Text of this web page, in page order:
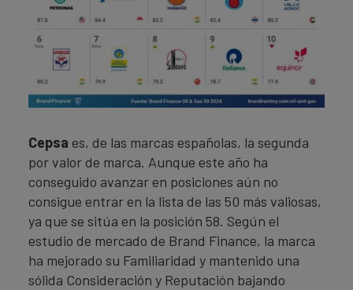
Cepsa es, de las marcas españolas, la segunda
por valor de marca. Aunque este año ha
conseguido avanzar en posiciones aún no
consigue entrar en la lista de las 50 más valiosas,
ya que se sitúa en la posición 58. Según el
estudio de mercado de Brand Finance, la marca
ha mejorado su Familiaridad y mantenido una
sólida Consideración y Reputación bajando